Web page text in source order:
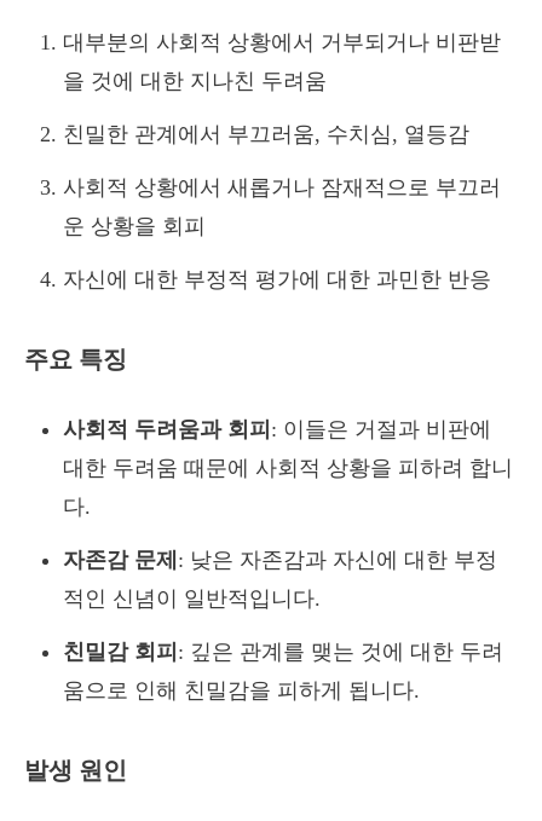
대부분의 사회적 상황에서 거부되거나 비판받
을 것에 대한 지나친 두려움
친밀한 관계에서 부끄러움, 수치심, 열등감
사회적 상황에서 새롭거나 잠재적으로 부끄러
운 상황을 회피
자신에 대한 부정적 평가에 대한 과민한 반응
주요 특징
사회적 두려움과 회피 : 이들은 거절과 비판에
대한 두려움 때문에 사회적 상황을 피하려 합니
다.
자존감 문제 : 낮은 자존감과 자신에 대한 부정
적인 신념이 일반적입니다.
친밀감 회피 : 깊은 관계를 맺는 것에 대한 두려
움으로 인해 친밀감을 피하게 됩니다.
발생 원인